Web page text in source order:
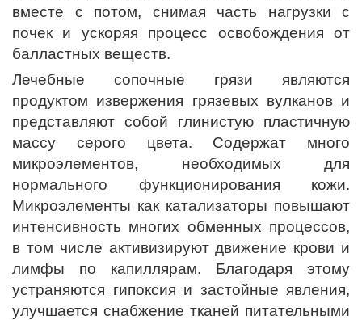
вместе с потом, снимая часть нагрузки с
почек и ускоряя процесс освобождения от
балластных веществ.
Лечебные сопочные грязи являются
продуктом извержения грязевых вулканов и
представляют собой глинистую пластичную
массу серого цвета. Содержат много
микроэлементов, необходимых для
нормального функционирования кожи.
Микроэлементы как катализаторы повышают
интенсивность многих обменных процессов,
в том числе активизируют движение крови и
лимфы по капиллярам. Благодаря этому
устраняются гипоксия и застойные явления,
улучшается снабжение тканей питательными